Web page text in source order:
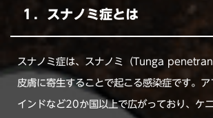
１．スナノミ症とは
スナノミ症は、スナノミ（Tunga
皮膚に寄生することで起こる感染症です。ア
インドなど20か国以上で広がっており、ケ